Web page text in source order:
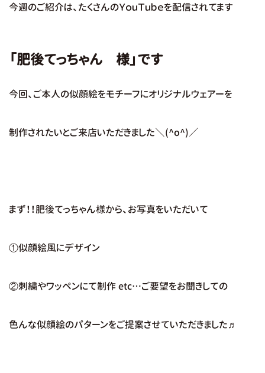
今週のご紹介は、たくさんのＹｏｕＴｕｂｅを配信されてます
「肥後てっちゃん 様」です
今回、ご本人の似顔絵をモチーフにオリジナルウェアーを
制作されたいとご来店いただきました＼(^o^)／
まず！！肥後てっちゃん様から、お写真をいただいて
①似顔絵風にデザイン
②刺繍やワッペンにて制作 etc…ご要望をお聞きしての
色んな似顔絵のパターンをご提案させていただきました♬